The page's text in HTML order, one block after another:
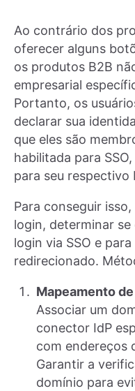
Ao contrário dos
oferecer alguns
os produtos B2B
empresarial
Portanto, os
declarar sua
que eles são
habilitada para
para seu respectivo
Para conseguir
login, determinar
login via SSO e
redirecionado.
Mapeamento
Associar um
conector IdP
com endereços
Garantir a
domínio para